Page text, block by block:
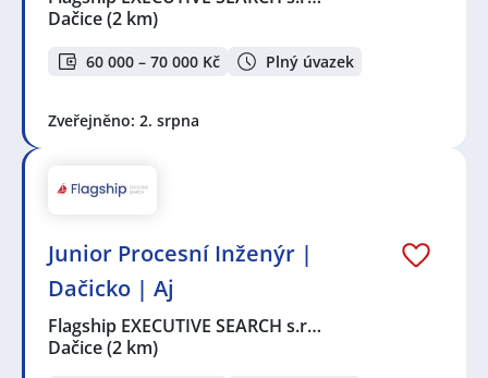
Dačice(2 km)
60 000 – 70 000 Kč Plný úvazek
Zveřejněno: 2. srpna
Junior Procesní Inženýr |
Dačicko | Aj
Flagship EXECUTIVE SEARCH s.r…
Dačice(2 km)